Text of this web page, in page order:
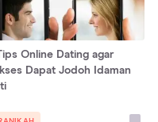
Online Dating agar
Dapat Jodoh Idaman